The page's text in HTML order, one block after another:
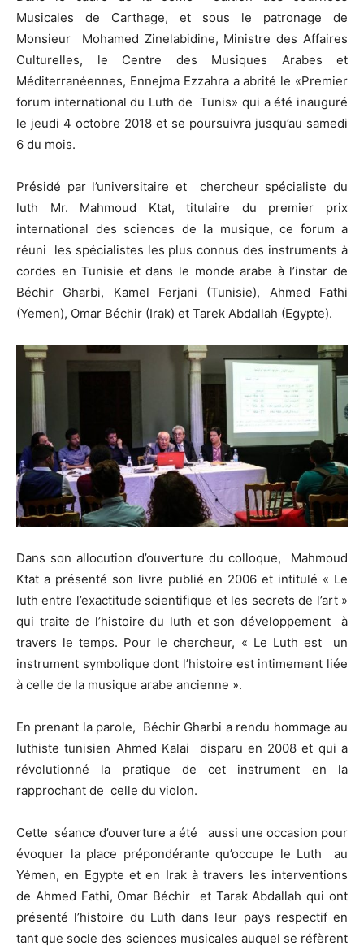
Musicales de Carthage, et sous le patronage de
Monsieur Mohamed Zinelabidine, Ministre des Affaires
Culturelles, le Centre des Musiques Arabes et
Méditerranéennes, Ennejma Ezzahra a abrité le «Premier
forum international du Luth de Tunis» qui a été inauguré
le jeudi 4 octobre 2018 et se poursuivra jusqu’au samedi
6 du mois.
Présidé par l’universitaire et chercheur spécialiste du
luth Mr. Mahmoud Ktat, titulaire du premier prix
international des sciences de la musique, ce forum a
réuni les spécialistes les plus connus des instruments à
cordes en Tunisie et dans le monde arabe à l’instar de
Béchir Gharbi, Kamel Ferjani (Tunisie), Ahmed Fathi
(Yemen), Omar Béchir (Irak) et Tarek Abdallah (Egypte).
Dans son allocution d’ouverture du colloque, Mahmoud
Ktat a présenté son livre publié en 2006 et intitulé « Le
luth entre l’exactitude scientifique et les secrets de l’art »
qui traite de l’histoire du luth et son développement à
travers le temps. Pour le chercheur, « Le Luth est un
instrument symbolique dont l’histoire est intimement liée
à celle de la musique arabe ancienne ».
En prenant la parole, Béchir Gharbi a rendu hommage au
luthiste tunisien Ahmed Kalai disparu en 2008 et qui a
révolutionné la pratique de cet instrument en la
rapprochant de celle du violon.
Cette séance d’ouverture a été aussi une occasion pour
évoquer la place prépondérante qu’occupe le Luth au
Yémen, en Egypte et en Irak à travers les interventions
de Ahmed Fathi, Omar Béchir et Tarak Abdallah qui ont
présenté l’histoire du Luth dans leur pays respectif en
tant que socle des sciences musicales auquel se réfèrent